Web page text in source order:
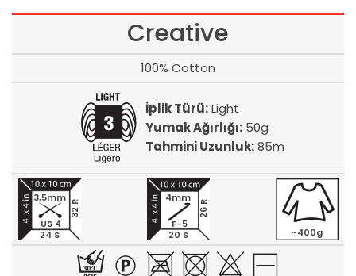
Creative
100% Cotton
İplik Türü:Light
Yumak Ağırlığı:50g
Tahmini Uzunluk:85m
24 S
32 R
3,5mm
US 4
20 S
26 R
4mm
F-5
~400g